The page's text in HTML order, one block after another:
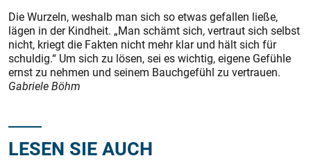
Die Wurzeln, weshalb man sich so etwas gefallen ließe,
lägen in der Kindheit. „Man schämt sich, vertraut sich selbst
nicht, kriegt die Fakten nicht mehr klar und hält sich für
schuldig.“ Um sich zu lösen, sei es wichtig, eigene Gefühle
ernst zu nehmen und seinem Bauchgefühl zu vertrauen.
Gabriele Böhm
LESEN SIE AUCH